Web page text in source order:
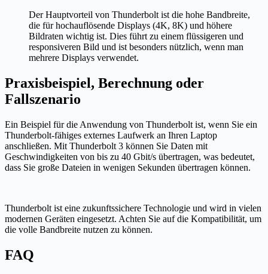
Der Hauptvorteil von Thunderbolt ist die hohe Bandbreite,
die für hochauflösende Displays (4K, 8K) und höhere
Bildraten wichtig ist. Dies führt zu einem flüssigeren und
responsiveren Bild und ist besonders nützlich, wenn man
mehrere Displays verwendet.
Praxisbeispiel, Berechnung oder
Fallszenario
Ein Beispiel für die Anwendung von Thunderbolt ist, wenn Sie ein
Thunderbolt-fähiges externes Laufwerk an Ihren Laptop
anschließen. Mit Thunderbolt 3 können Sie Daten mit
Geschwindigkeiten von bis zu 40 Gbit/s übertragen, was bedeutet,
dass Sie große Dateien in wenigen Sekunden übertragen können.
Thunderbolt ist eine zukunftssichere Technologie und wird in vielen
modernen Geräten eingesetzt. Achten Sie auf die Kompatibilität, um
die volle Bandbreite nutzen zu können.
FAQ